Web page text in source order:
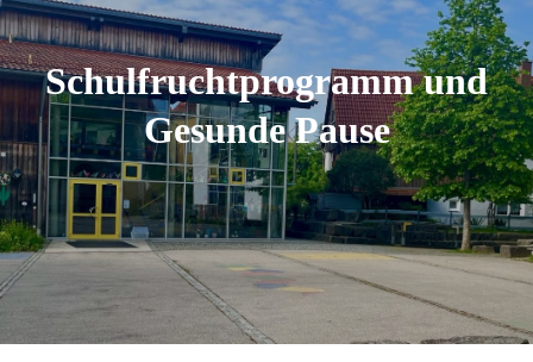
Schulfruchtprogramm und
Gesunde Pause